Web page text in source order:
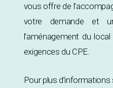
vous offre de
votre demande et
l’aménagement du
exigences du CPE.
Pour plus d’informations